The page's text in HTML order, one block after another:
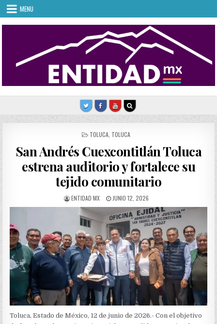
Skip
content
MENU
POSTED
TOLUCA TOLUCA
San Andrés Cuexcontitlán Toluca
estrena auditorio y fortalece su
tejido comunitario
AUTHOR:
ENTIDAD MX
PUBLISHED
DATE:
JUNIO 12, 2026
Toluca, Estado de México, 12 de junio de 2026.- Con el objetivo